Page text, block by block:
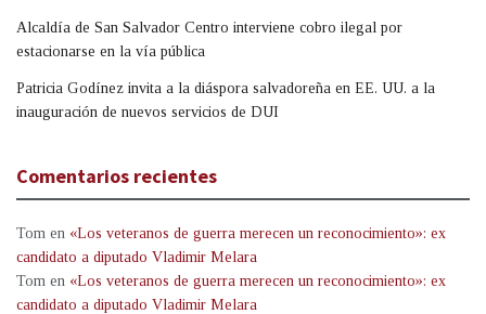
Alcaldía de San Salvador Centro interviene cobro ilegal por
estacionarse en la vía pública
Patricia Godínez invita a la diáspora salvadoreña en EE. UU. a la
inauguración de nuevos servicios de DUI
Comentarios recientes
Tom en «Los veteranos de guerra merecen un reconocimiento»: ex
candidato a diputado Vladimir Melara
Tom en «Los veteranos de guerra merecen un reconocimiento»: ex
candidato a diputado Vladimir Melara